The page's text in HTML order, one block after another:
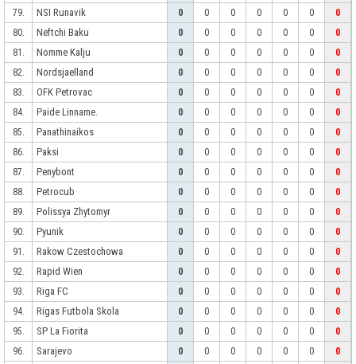
79.
NSI Runavik 0 0 0 0 0 0
0
80.
Neftchi Baku 0 0 0 0 0 0
0
81.
Nomme Kalju 0 0 0 0 0 0
0
82.
Nordsjaelland 0 0 0 0 0 0
0
83.
OFK Petrovac 0 0 0 0 0 0
0
84.
Paide Linname. 0 0 0 0 0 0
0
85.
Panathinaikos 0 0 0 0 0 0
0
86.
Paksi 0 0 0 0 0 0
0
87.
Penybont 0 0 0 0 0 0
0
88.
Petrocub 0 0 0 0 0 0
0
89.
Polissya Zhytomyr 0 0 0 0 0 0
0
90.
Pyunik 0 0 0 0 0 0
0
91.
Rakow Czestochowa 0 0 0 0 0 0
0
92.
Rapid Wien 0 0 0 0 0 0
0
93.
Riga FC 0 0 0 0 0 0
0
94.
Rigas Futbola Skola 0 0 0 0 0 0
0
95.
SP La Fiorita 0 0 0 0 0 0
0
96.
Sarajevo 0 0 0 0 0 0
0